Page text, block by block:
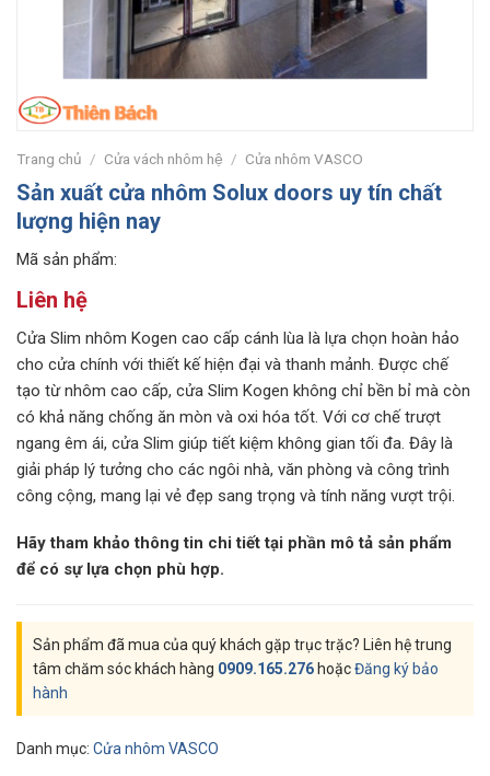
Trang chủ / Cửa vách nhôm hệ / Cửa nhôm VASCO
Sản xuất cửa nhôm Solux doors uy tín chất
lượng hiện nay
Mã sản phẩm:
Liên hệ
Cửa Slim nhôm Kogen cao cấp cánh lùa là lựa chọn hoàn hảo
cho cửa chính với thiết kế hiện đại và thanh mảnh. Được chế
tạo từ nhôm cao cấp, cửa Slim Kogen không chỉ bền bỉ mà còn
có khả năng chống ăn mòn và oxi hóa tốt. Với cơ chế trượt
ngang êm ái, cửa Slim giúp tiết kiệm không gian tối đa. Đây là
giải pháp lý tưởng cho các ngôi nhà, văn phòng và công trình
công cộng, mang lại vẻ đẹp sang trọng và tính năng vượt trội.
Hãy tham khảo thông tin chi tiết tại phần mô tả sản phẩm
để có sự lựa chọn phù hợp.
Sản phẩm đã mua của quý khách gặp trục trặc? Liên hệ trung
tâm chăm sóc khách hàng 0909.165.276 hoặcĐăng ký bảo
hành
Danh mục: Cửa nhôm VASCO